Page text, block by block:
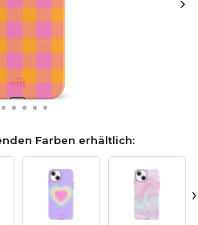
Farben erhältlich:
›